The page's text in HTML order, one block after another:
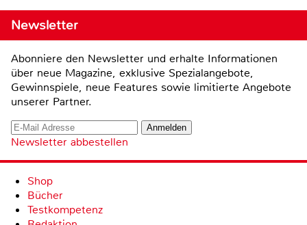
Newsletter
Abonniere den Newsletter und erhalte Informationen
über neue Magazine, exklusive Spezialangebote,
Gewinnspiele, neue Features sowie limitierte Angebote
unserer Partner.
Newsletter abbestellen
Shop
Bücher
Testkompetenz